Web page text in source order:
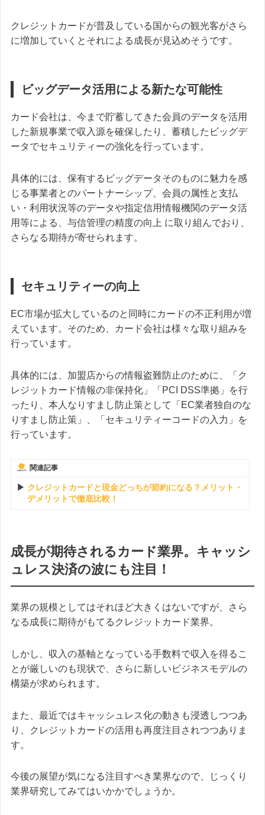
クレジットカードが普及している国からの観光客がさら
に増加していくとそれによる成長が見込めそうです。
ビッグデータ活用による新たな可能性
カード会社は、今まで貯蓄してきた会員のデータを活用
した新規事業で収入源を確保したり、蓄積したビッグデ
ータでセキュリティーの強化を行っています。
具体的には、保有するビッグデータそのものに魅力を感
じる事業者とのパートナーシップ、会員の属性と支払
い・利用状況等のデータや指定信用情報機関のデータ活
用等による、与信管理の精度の向上 に取り組んでおり、
さらなる期待が寄せられます。
セキュリティーの向上
EC市場が拡大しているのと同時にカードの不正利用が増
えています。そのため、カード会社は様々な取り組みを
行っています。
具体的には、加盟店からの情報盗難防止のために、「ク
レジットカード情報の非保持化」「PCI DSS準拠」を行
ったり、本人なりすまし防止策として「EC業者独自のな
りすまし防止策」、「セキュリティーコードの入力」を
行っています。
関連記事
クレジットカードと現金どっちが節約になる？メリット・
デメリットで徹底比較！
成長が期待されるカード業界。キャッシ
ュレス決済の波にも注目！
業界の規模としてはそれほど大きくはないですが、さら
なる成長に期待がもてるクレジットカード業界。
しかし、収入の基軸となっている手数料で収入を得るこ
とが厳しいのも現状で、さらに新しいビジネスモデルの
構築が求められます。
また、最近ではキャッシュレス化の動きも浸透しつつあ
り、クレジットカードの活用も再度注目されつつありま
す。
今後の展望が気になる注目すべき業界なので、じっくり
業界研究してみてはいかかでしょうか。